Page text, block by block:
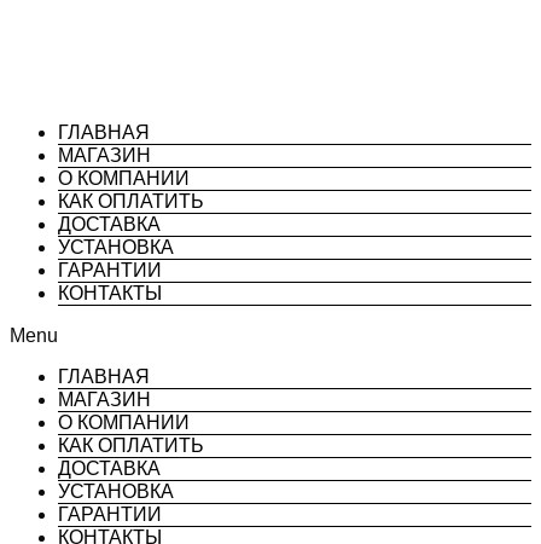
ГЛАВНАЯ
МАГАЗИН
О КОМПАНИИ
КАК ОПЛАТИТЬ
ДОСТАВКА
УСТАНОВКА
ГАРАНТИИ
КОНТАКТЫ
Menu
ГЛАВНАЯ
МАГАЗИН
О КОМПАНИИ
КАК ОПЛАТИТЬ
ДОСТАВКА
УСТАНОВКА
ГАРАНТИИ
КОНТАКТЫ